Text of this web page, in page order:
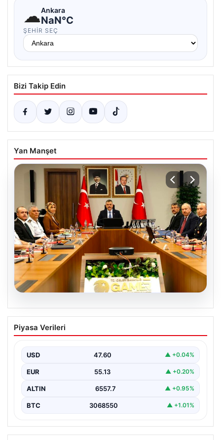
☁Ankara
NaN°C
ŞEHIR SEÇ
Bizi Takip Edin
Yan Manşet
Organize suçla mücadele toplantısı.
İçişleri Bakanı Çiftçi: Hiçbir suç
Piyasa Verileri
USD 47.60 ▲ +0.04%
EUR 55.13 ▲ +0.20%
ALTIN 6557.7 ▲ +0.95%
BTC 3068550 ▲ +1.01%